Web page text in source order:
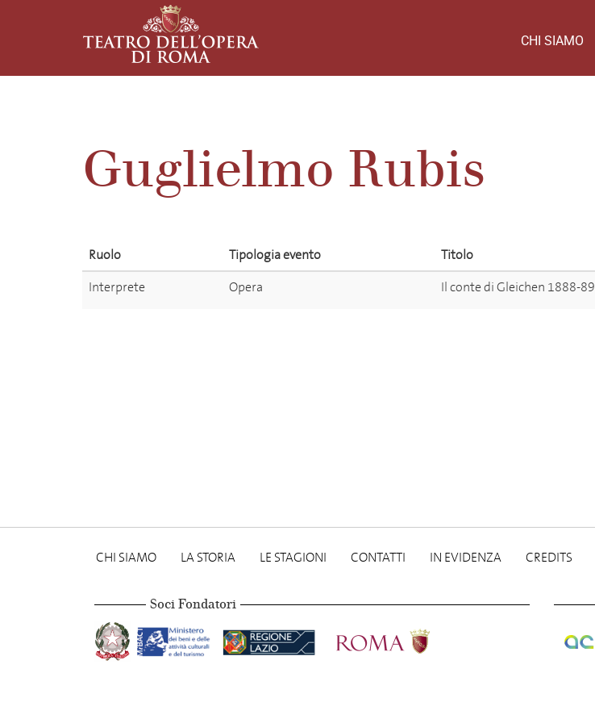
CHI SIAMO
Guglielmo Rubis
Ruolo Tipologia evento
Titolo
Interprete
Opera Il conte di Gleichen 1888-89
CHI SIAMO LA STORIA LE STAGIONI CONTATTI IN EVIDENZA CREDITS
Soci Fondatori